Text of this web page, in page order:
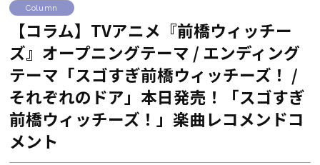
Column
【コラム】TVアニメ『前橋ウィッチー
ズ』オープニングテーマ / エンディング
テーマ「スゴすぎ前橋ウィッチーズ！ /
それぞれのドア」本日発売！「スゴすぎ
前橋ウィッチーズ！」楽曲レコメンドコ
メント